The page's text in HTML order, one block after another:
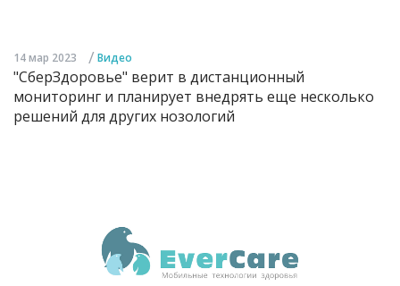
14 мар 2023 / Видео
"СберЗдоровье" верит в дистанционный
мониторинг и планирует внедрять еще несколько
решений для других нозологий